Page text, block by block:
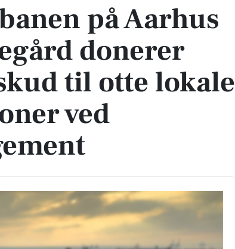
på Aarhus
donerer
til otte lokale
ved